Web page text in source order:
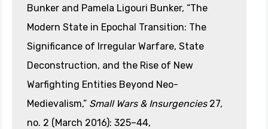
Bunker and Pamela Ligouri Bunker, “The
Modern State in Epochal Transition: The
Significance of Irregular Warfare, State
Deconstruction, and the Rise of New
Warfighting Entities Beyond Neo-
Medievalism,” Small Wars & Insurgencies27,
no. 2 (March 2016): 325–44,